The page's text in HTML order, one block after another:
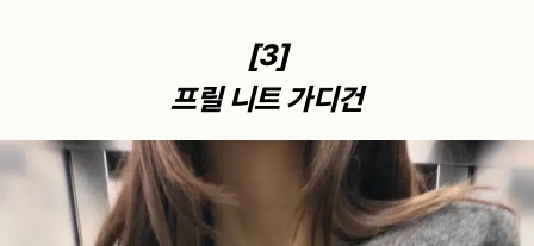
[3]
프릴 니트 가디건